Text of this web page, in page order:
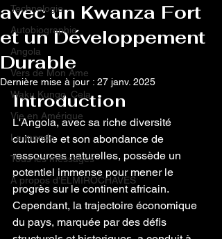
Technologie
Autobiographie
Angola
Vers de Mon Âme
Waku Kungo, Cela
Vie en Amérique
Le monde
Tous les messages
À propos d'ELMIROCHAVES
avec un Kwanza Fort
et un Développement
Durable
Dernière mise à jour : 27 janv. 2025
Introduction
L'Angola, avec sa riche diversité
culturelle et son abondance de
ressources naturelles, possède un
potentiel immense pour mener le
progrès sur le continent africain.
Cependant, la trajectoire économique
du pays, marquée par des défis